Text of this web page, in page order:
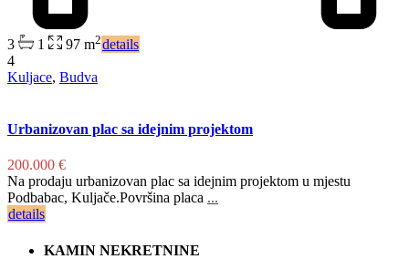
3 1 97 m2details
4
Kuljace, Budva
Urbanizovan plac sa idejnim projektom
200.000 €
Na prodaju urbanizovan plac sa idejnim projektom u mjestu
Podbabac, Kuljače.Površina placa ...
details
KAMIN NEKRETNINE